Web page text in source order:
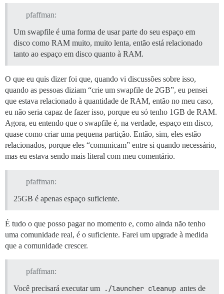
pfaffman:
Um swapfile é uma forma de usar parte do seu espaço em
disco como RAM muito, muito lenta, então está relacionado
tanto ao espaço em disco quanto à RAM.
O que eu quis dizer foi que, quando vi discussões sobre isso,
quando as pessoas diziam “crie um swapfile de 2GB”, eu pensei
que estava relacionado à quantidade de RAM, então no meu caso,
eu não seria capaz de fazer isso, porque eu só tenho 1GB de RAM.
Agora, eu entendo que o swapfile é, na verdade, espaço em disco,
quase como criar uma pequena partição. Então, sim, eles estão
relacionados, porque eles “comunicam” entre si quando necessário,
mas eu estava sendo mais literal com meu comentário.
pfaffman:
25GB é apenas espaço suficiente.
É tudo o que posso pagar no momento e, como ainda não tenho
uma comunidade real, é o suficiente. Farei um upgrade à medida
que a comunidade crescer.
pfaffman:
Você precisará executar um
./launcher cleanup antes de